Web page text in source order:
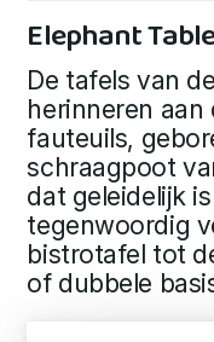
Elephant
De tafels van
herinneren aan
fauteuils,
schraagpoot
dat geleidelijk
tegenwoordig
bistrotafel tot
of dubbele